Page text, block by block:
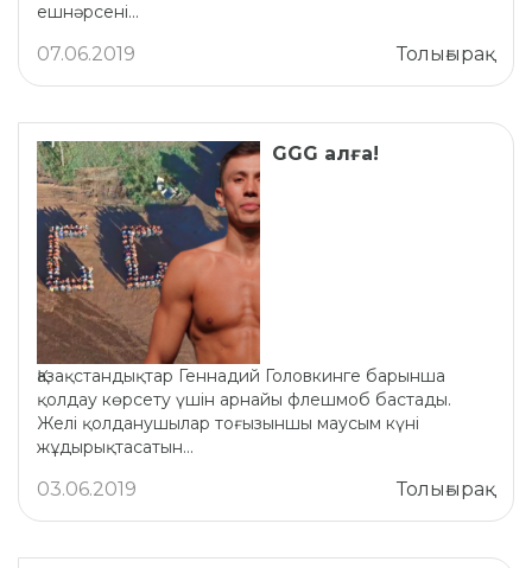
ешнәрсені...
Толығырақ
07.06.2019
GGG алға!
Қазақстандықтар Геннадий Головкинге барынша
қолдау көрсету үшін арнайы флешмоб бастады.
Желі қолданушылар тоғызыншы маусым күні
жұдырықтасатын...
Толығырақ
03.06.2019